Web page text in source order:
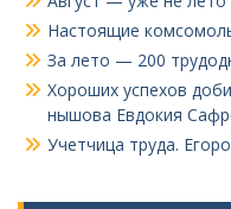
Настоящие
За лето — 200
Хороших успехов
нышова Евдокия
Учетчица труда.